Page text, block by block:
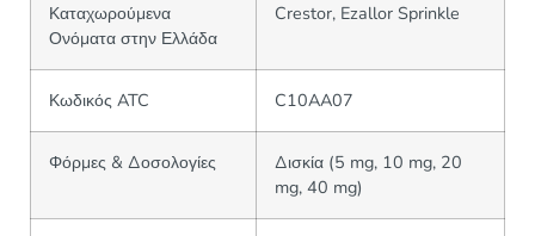
Καταχωρούμενα
Ονόματα στην Ελλάδα
Crestor, Ezallor Sprinkle
Κωδικός ATC C10AA07
Φόρμες & Δοσολογίες
Δισκία (5 mg, 10 mg, 20
mg, 40 mg)